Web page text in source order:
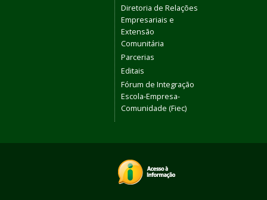
Diretoria de Relações
Empresariais e
Extensão
Comunitária
Parcerias
Editais
Fórum de Integração
Escola-Empresa-
Comunidade (Fiec)